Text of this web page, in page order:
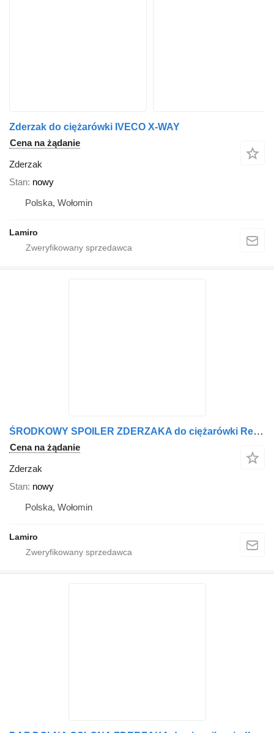
Zderzak do ciężarówki IVECO X-WAY
Cena na żądanie
Zderzak
Stan nowy
Polska, Wołomin
Lamiro
ŚRODKOWY SPOILER ZDERZAKA do ciężarówki Renault GAMA C
Cena na żądanie
Zderzak
Stan nowy
Polska, Wołomin
Lamiro